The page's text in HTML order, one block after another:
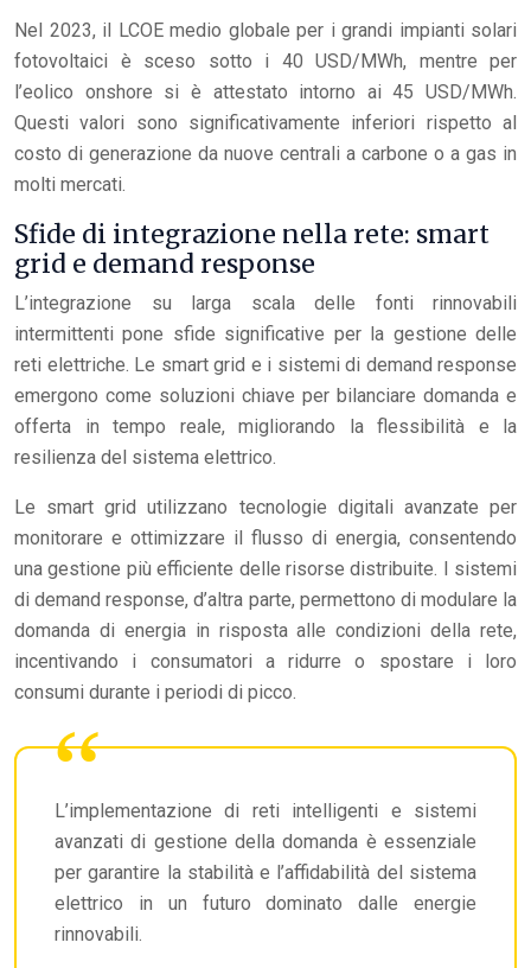
Nel 2023, il LCOE medio globale per i grandi impianti solari
fotovoltaici è sceso sotto i 40 USD/MWh, mentre per
l’eolico onshore si è attestato intorno ai 45 USD/MWh.
Questi valori sono significativamente inferiori rispetto al
costo di generazione da nuove centrali a carbone o a gas in
molti mercati.
Sfide di integrazione nella rete: smart
grid e demand response
L’integrazione su larga scala delle fonti rinnovabili
intermittenti pone sfide significative per la gestione delle
reti elettriche. Le smart grid e i sistemi di demand response
emergono come soluzioni chiave per bilanciare domanda e
offerta in tempo reale, migliorando la flessibilità e la
resilienza del sistema elettrico.
Le smart grid utilizzano tecnologie digitali avanzate per
monitorare e ottimizzare il flusso di energia, consentendo
una gestione più efficiente delle risorse distribuite. I sistemi
di demand response, d’altra parte, permettono di modulare la
domanda di energia in risposta alle condizioni della rete,
incentivando i consumatori a ridurre o spostare i loro
consumi durante i periodi di picco.
L’implementazione di reti intelligenti e sistemi
avanzati di gestione della domanda è essenziale
per garantire la stabilità e l’affidabilità del sistema
elettrico in un futuro dominato dalle energie
rinnovabili.